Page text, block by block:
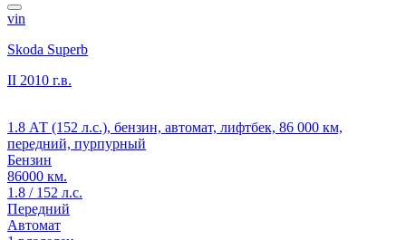
vin
Skoda Superb
II 2010 г.в.
1.8 АТ (152 л.с.), бензин, автомат, лифтбек, 86 000 км,
передний, пурпурный
Бензин
86000 км.
1.8 / 152 л.с.
Передний
Автомат